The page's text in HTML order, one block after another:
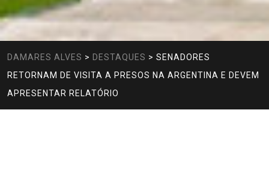
DAMARES ALVES > DESTAQUES > SENADORES
RETORNAM DE VISITA A PRESOS NA ARGENTINA E DEVEM
APRESENTAR RELATÓRIO